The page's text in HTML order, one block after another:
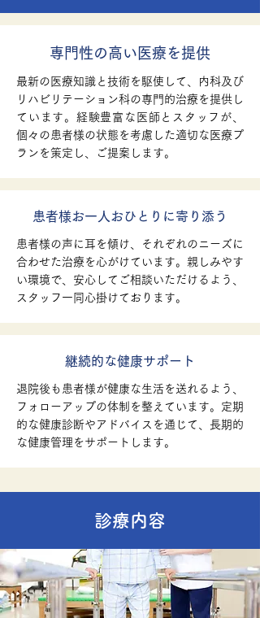
専門性の高い医療を提供
最新の医療知識と技術を駆使して、内科及び
リハビリテーション科の専門的治療を提供し
ています。経験豊富な医師とスタッフが、
個々の患者様の状態を考慮した適切な医療プ
ランを策定し、ご提案します。
患者様お一人おひとりに寄り添う
患者様の声に耳を傾け、それぞれのニーズに
合わせた治療を心がけています。親しみやす
い環境で、安心してご相談いただけるよう、
スタッフ一同心掛けております。
継続的な健康サポート
退院後も患者様が健康な生活を送れるよう、
フォローアップの体制を整えています。定期
的な健康診断やアドバイスを通じて、長期的
な健康管理をサポートします。
診療内容